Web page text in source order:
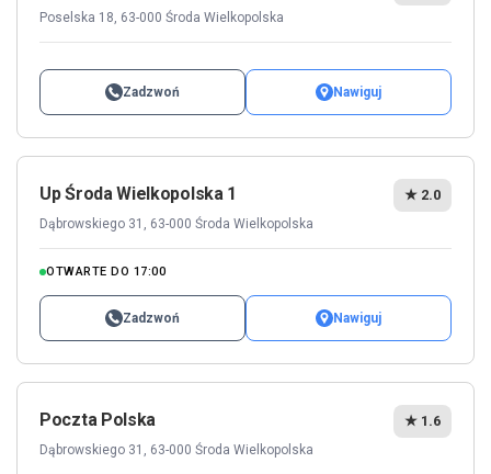
Poselska 18, 63-000 Środa Wielkopolska
Zadzwoń Nawiguj
Up Środa Wielkopolska 1
Dąbrowskiego 31, 63-000 Środa Wielkopolska
★ 2.0
OTWARTE DO 17:00
Zadzwoń Nawiguj
Poczta Polska
Dąbrowskiego 31, 63-000 Środa Wielkopolska
★ 1.6